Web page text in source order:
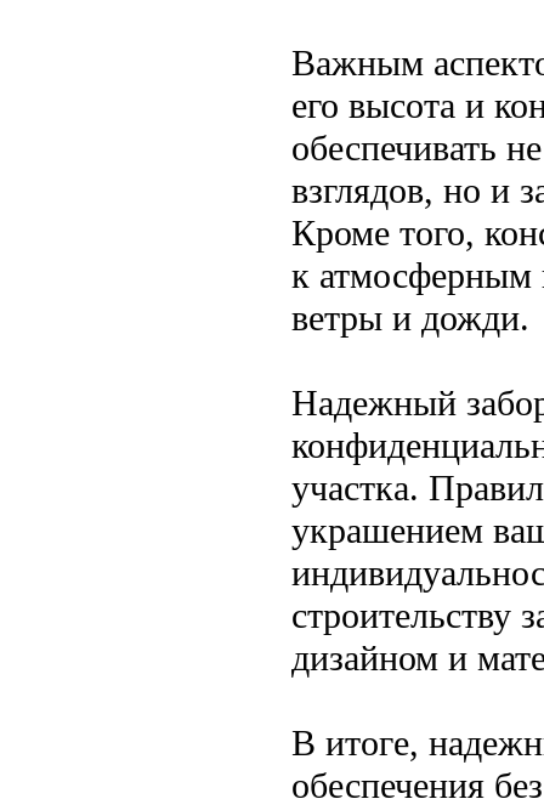
Важным
его высота и
обеспечивать
взглядов, но и
Кроме того,
к атмосферным
ветры и дожди.
Надежный
участка.
украшением
строительству
дизайном и
В итоге,
обеспечения